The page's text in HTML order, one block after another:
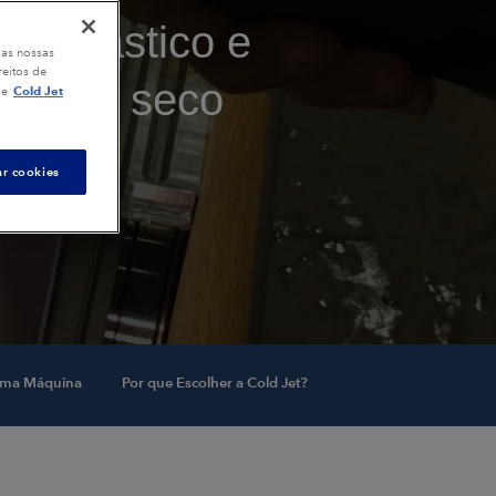
plástico e
gelo seco
Máquina Por que Escolher a Cold Jet?
nossas
de
Cold Jet
cookies